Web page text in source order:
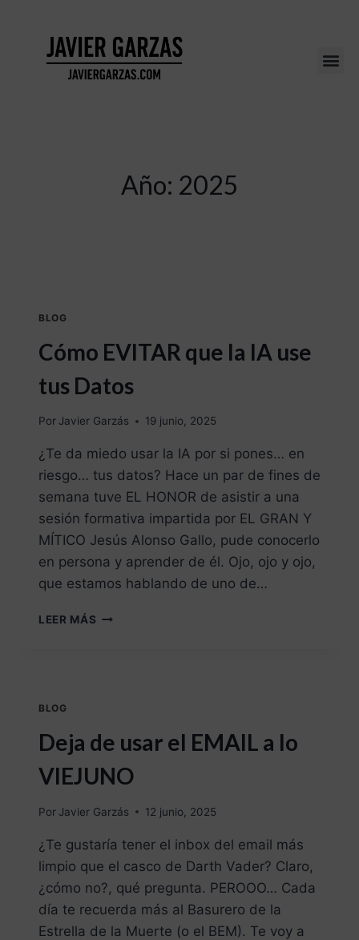
Año: 2025
BLOG
Cómo EVITAR que la IA use
tus Datos
Por Javier Garzás 19 junio, 2025
¿Te da miedo usar la IA por si pones… en
riesgo… tus datos? Hace un par de fines de
semana tuve EL HONOR de asistir a una
sesión formativa impartida por EL GRAN Y
MÍTICO Jesús Alonso Gallo, pude conocerlo
en persona y aprender de él. Ojo, ojo y ojo,
que estamos hablando de uno de…
LEER MÁS
BLOG
Deja de usar el EMAIL a lo
VIEJUNO
Por Javier Garzás 12 junio, 2025
¿Te gustaría tener el inbox del email más
limpio que el casco de Darth Vader? Claro,
¿cómo no?, qué pregunta. PEROOO… Cada
día te recuerda más al Basurero de la
Estrella de la Muerte (o el BEM). Te voy a